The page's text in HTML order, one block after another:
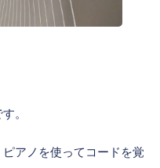
。
アノを使ってコードを覚